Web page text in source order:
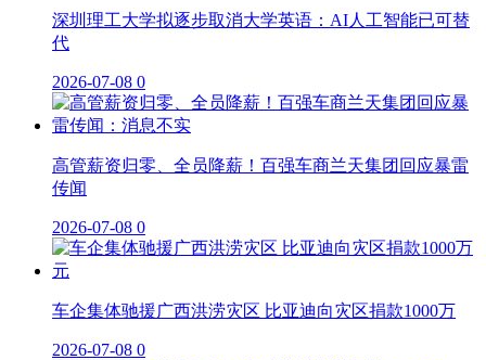
深圳理工大学拟逐步取消大学英语：AI人工智能已可替
代
2026-07-08 0
高管薪资归零、全员降薪！百强车商兰天集团回应暴雷
传闻
2026-07-08 0
车企集体驰援广西洪涝灾区 比亚迪向灾区捐款1000万
2026-07-08 0